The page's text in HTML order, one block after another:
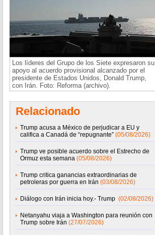
Los líderes del Grupo de los Siete expresaron su
apoyo al acuerdo provisional alcanzado por el
presidente de Estados Unidos, Donald Trump,
con Irán. Foto: Reforma (archivo).
Relacionado
Trump acusa a México de perjudicar a EU y
califica a Canadá de “repugnante” (05/08/2026)
Trump ve posible acuerdo sobre el Estrecho de
Ormuz esta semana (05/08/2026)
Trump critica ganancias extraordinarias de
petroleras por guerra en Irán (03/08/2026)
Diálogo con Irán inicia hoy.- Trump (02/08/2026)
Netanyahu viaja a Washington para reunión con
Trump sobre Irán (27/07/2026)